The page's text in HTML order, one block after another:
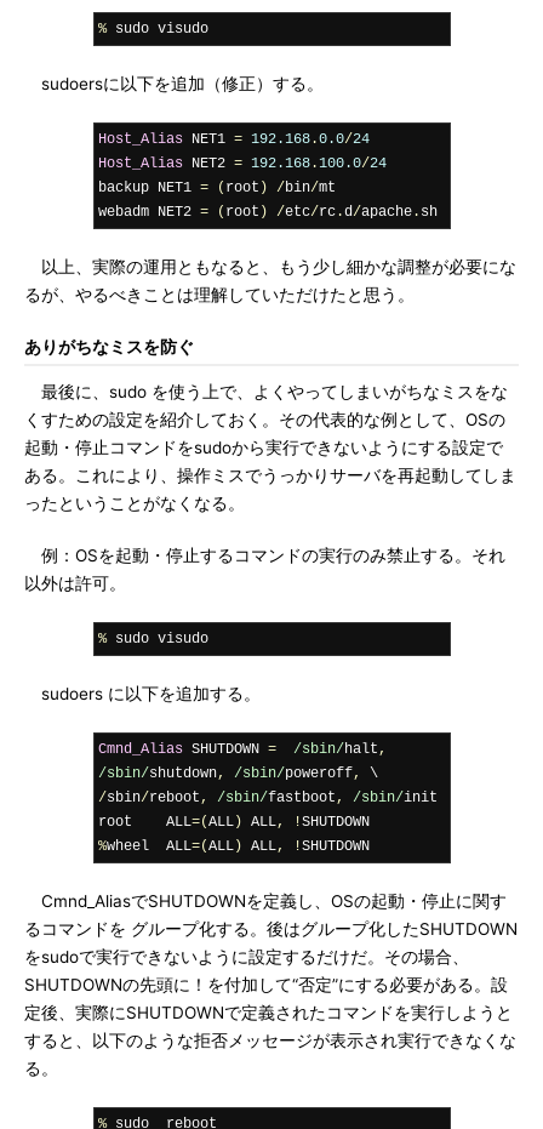
% sudo visudo
sudoersに以下を追加（修正）する。
Host_Alias NET1 = 192.168.0.0/24
Host_Alias NET2 = 192.168.100.0/24
backup NET1 = ( root ) /bin/mt
webadm NET2 = ( root ) /etc/rc.d/apache. sh
以上、実際の運用ともなると、もう少し細かな調整が必要にな
るが、やるべきことは理解していただけたと思う。
ありがちなミスを防ぐ
最後に、sudo を使う上で、よくやってしまいがちなミスをな
くすための設定を紹介しておく。その代表的な例として、OSの
起動・停止コマンドをsudoから実行できないようにする設定で
ある。これにより、操作ミスでうっかりサーバを再起動してしま
ったということがなくなる。
例：OSを起動・停止するコマンドの実行のみ禁止する。それ
以外は許可。
% sudo visudo
sudoers に以下を追加する。
Cmnd_Alias SHUTDOWN = /sbin/halt,
/sbin/shutdown, /sbin/poweroff,
/sbin/reboot, /sbin/fastboot, /sbin/init
root    ALL=(ALL) ALL, !
SHUTDOWN
%wheel  ALL=(ALL) ALL, !SHUTDOWN
Cmnd_AliasでSHUTDOWNを定義し、OSの起動・停止に関す
るコマンドを グループ化する。後はグループ化したSHUTDOWN
をsudoで実行できないように設定するだけだ。その場合、
SHUTDOWNの先頭に！を付加して“否定”にする必要がある。設
定後、実際にSHUTDOWNで定義されたコマンドを実行しようと
すると、以下のような拒否メッセージが表示され実行できなくな
る。
% sudo  reboot